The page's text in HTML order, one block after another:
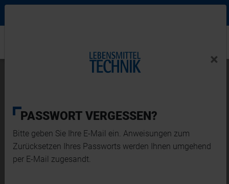
Home ×
PASSWORT VERGESSEN?
Bitte geben Sie Ihre E-Mail ein. Anweisungen zum
Zurücksetzen Ihres Passworts werden Ihnen umgehend
per E-Mail zugesandt.